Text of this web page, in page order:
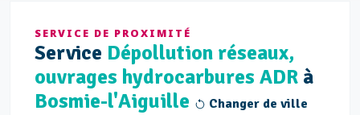
SERVICE DE PROXIMITÉ
Service Dépollution réseaux,
ouvrages hydrocarbures ADR à
Bosmie-l'Aiguille
Changer de ville